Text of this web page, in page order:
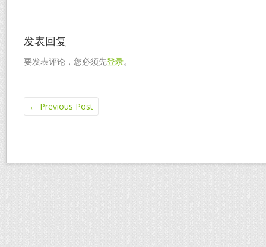
发表回复
要发表评论，您必须先登录。
← Previous Post